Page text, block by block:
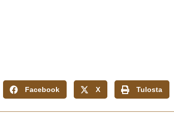
Facebook X Tulosta